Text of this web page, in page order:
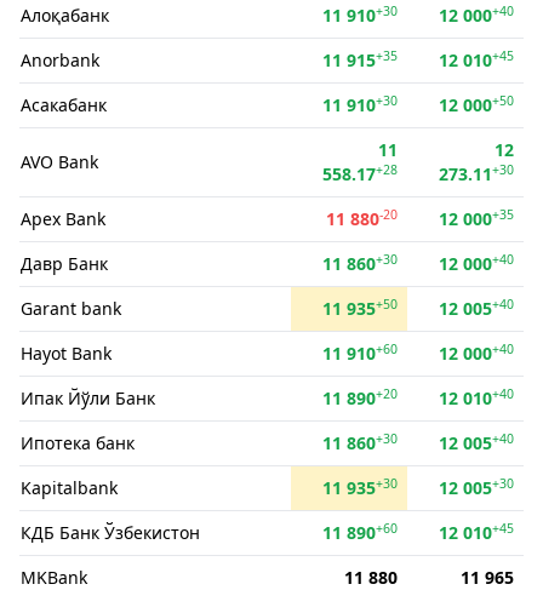
Алоқабанк 11 910+30 12 000+40
Anorbank 11 915+35 12 010+45
Асакабанк 11 910+30 12 000+50
AVO Bank
11
558.17+28
12
273.11+30
Apex Bank 11 880-20 12 000+35
Давр Банк 11 860+30 12 000+40
Garant bank 11 935+50 12 005+40
Hayot Bank 11 910+60 12 000+40
Ипак Йўли Банк 11 890+20 12 010+40
Ипотека банк 11 860+30 12 005+40
Kapitalbank 11 935+30 12 005+30
КДБ Банк Ўзбекистон 11 890+60 12 010+45
MKBank 11 880
11 965